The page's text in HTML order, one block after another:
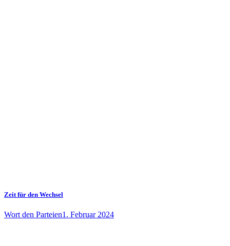
Zeit für den Wechsel
Wort den Parteien1. Februar 2024